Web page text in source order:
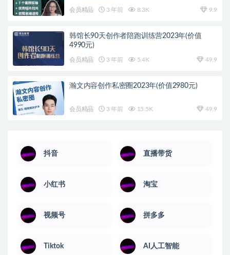
会员精品 3 年前 8.3K 9.9
韩馆长90天创作者陪跑训练营2023年(价值
4990元)
会员精品 3 年前 5.4K 49.9
瀚文内容创作私密圈2023年(价值2980元)
会员精品 3 年前 15.5K 49.9
抖音 直播带货
小红书 淘宝
视频号 拼多多
Tiktok AI人工智能